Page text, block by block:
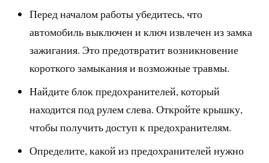
Перед началом работы убедитесь, что
автомобиль выключен и ключ извлечен из замка
зажигания. Это предотвратит возникновение
короткого замыкания и возможные травмы.
Найдите блок предохранителей, который
находится под рулем слева. Откройте крышку,
чтобы получить доступ к предохранителям.
Определите, какой из предохранителей нужно